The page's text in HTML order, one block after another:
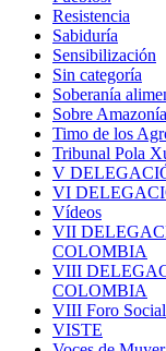
Resistencia
Sabiduría
Sensibilización
Sin categoría
Soberanía
Sobre
Timo de los
Tribunal Pola
V
VI
Vídeos
VII
COLOMBIA
VIII
COLOMBIA
VIII Foro
VISTE